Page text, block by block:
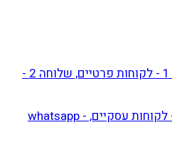
077-4490052 שלוחה 1 - לקוחות פרטיים, שלוחה 2 -
info@anakdeal.com - לקוחות עסקיים, whatsapp -